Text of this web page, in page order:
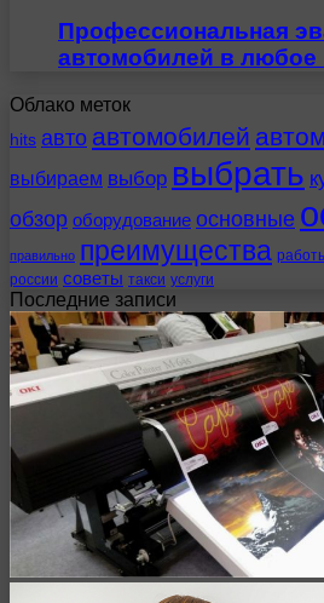
Профессиональная
автомобилей в любое
Облако меток
hits авто автомобилей
выбираем выбор выбрать
обзор оборудование основные
правильно преимущества
россии советы такси услуги
Последние записи